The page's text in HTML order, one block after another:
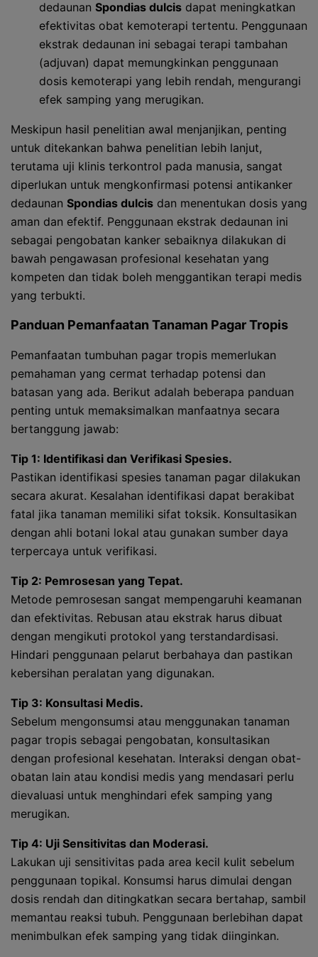
dedaunan Spondias dulcis dapat meningkatkan
efektivitas obat kemoterapi tertentu. Penggunaan
ekstrak dedaunan ini sebagai terapi tambahan
(adjuvan) dapat memungkinkan penggunaan
dosis kemoterapi yang lebih rendah, mengurangi
efek samping yang merugikan.
Meskipun hasil penelitian awal menjanjikan, penting
untuk ditekankan bahwa penelitian lebih lanjut,
terutama uji klinis terkontrol pada manusia, sangat
diperlukan untuk mengkonfirmasi potensi antikanker
dedaunan Spondias dulcis dan menentukan dosis yang
aman dan efektif. Penggunaan ekstrak dedaunan ini
sebagai pengobatan kanker sebaiknya dilakukan di
bawah pengawasan profesional kesehatan yang
kompeten dan tidak boleh menggantikan terapi medis
yang terbukti.
Panduan Pemanfaatan Tanaman Pagar Tropis
Pemanfaatan tumbuhan pagar tropis memerlukan
pemahaman yang cermat terhadap potensi dan
batasan yang ada. Berikut adalah beberapa panduan
penting untuk memaksimalkan manfaatnya secara
bertanggung jawab:
Tip 1: Identifikasi dan Verifikasi Spesies.
Pastikan identifikasi spesies tanaman pagar dilakukan
secara akurat. Kesalahan identifikasi dapat berakibat
fatal jika tanaman memiliki sifat toksik. Konsultasikan
dengan ahli botani lokal atau gunakan sumber daya
terpercaya untuk verifikasi.
Tip 2: Pemrosesan yang Tepat.
Metode pemrosesan sangat mempengaruhi keamanan
dan efektivitas. Rebusan atau ekstrak harus dibuat
dengan mengikuti protokol yang terstandardisasi.
Hindari penggunaan pelarut berbahaya dan pastikan
kebersihan peralatan yang digunakan.
Tip 3: Konsultasi Medis.
Sebelum mengonsumsi atau menggunakan tanaman
pagar tropis sebagai pengobatan, konsultasikan
dengan profesional kesehatan. Interaksi dengan obat-
obatan lain atau kondisi medis yang mendasari perlu
dievaluasi untuk menghindari efek samping yang
merugikan.
Tip 4: Uji Sensitivitas dan Moderasi.
Lakukan uji sensitivitas pada area kecil kulit sebelum
penggunaan topikal. Konsumsi harus dimulai dengan
dosis rendah dan ditingkatkan secara bertahap, sambil
memantau reaksi tubuh. Penggunaan berlebihan dapat
menimbulkan efek samping yang tidak diinginkan.